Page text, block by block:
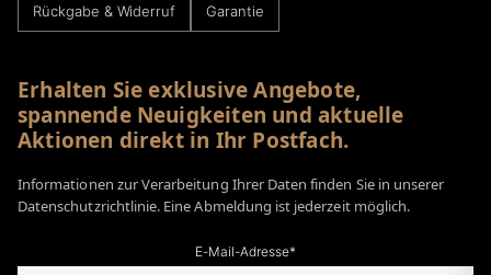
Rückgabe & Widerruf Garantie
Erhalten Sie exklusive Angebote,
spannende Neuigkeiten und aktuelle
Aktionen direkt in Ihr Postfach.
Informationen zur Verarbeitung Ihrer Daten finden Sie in unserer
Datenschutzrichtlinie. Eine Abmeldung ist jederzeit möglich.
E-Mail-Adresse*